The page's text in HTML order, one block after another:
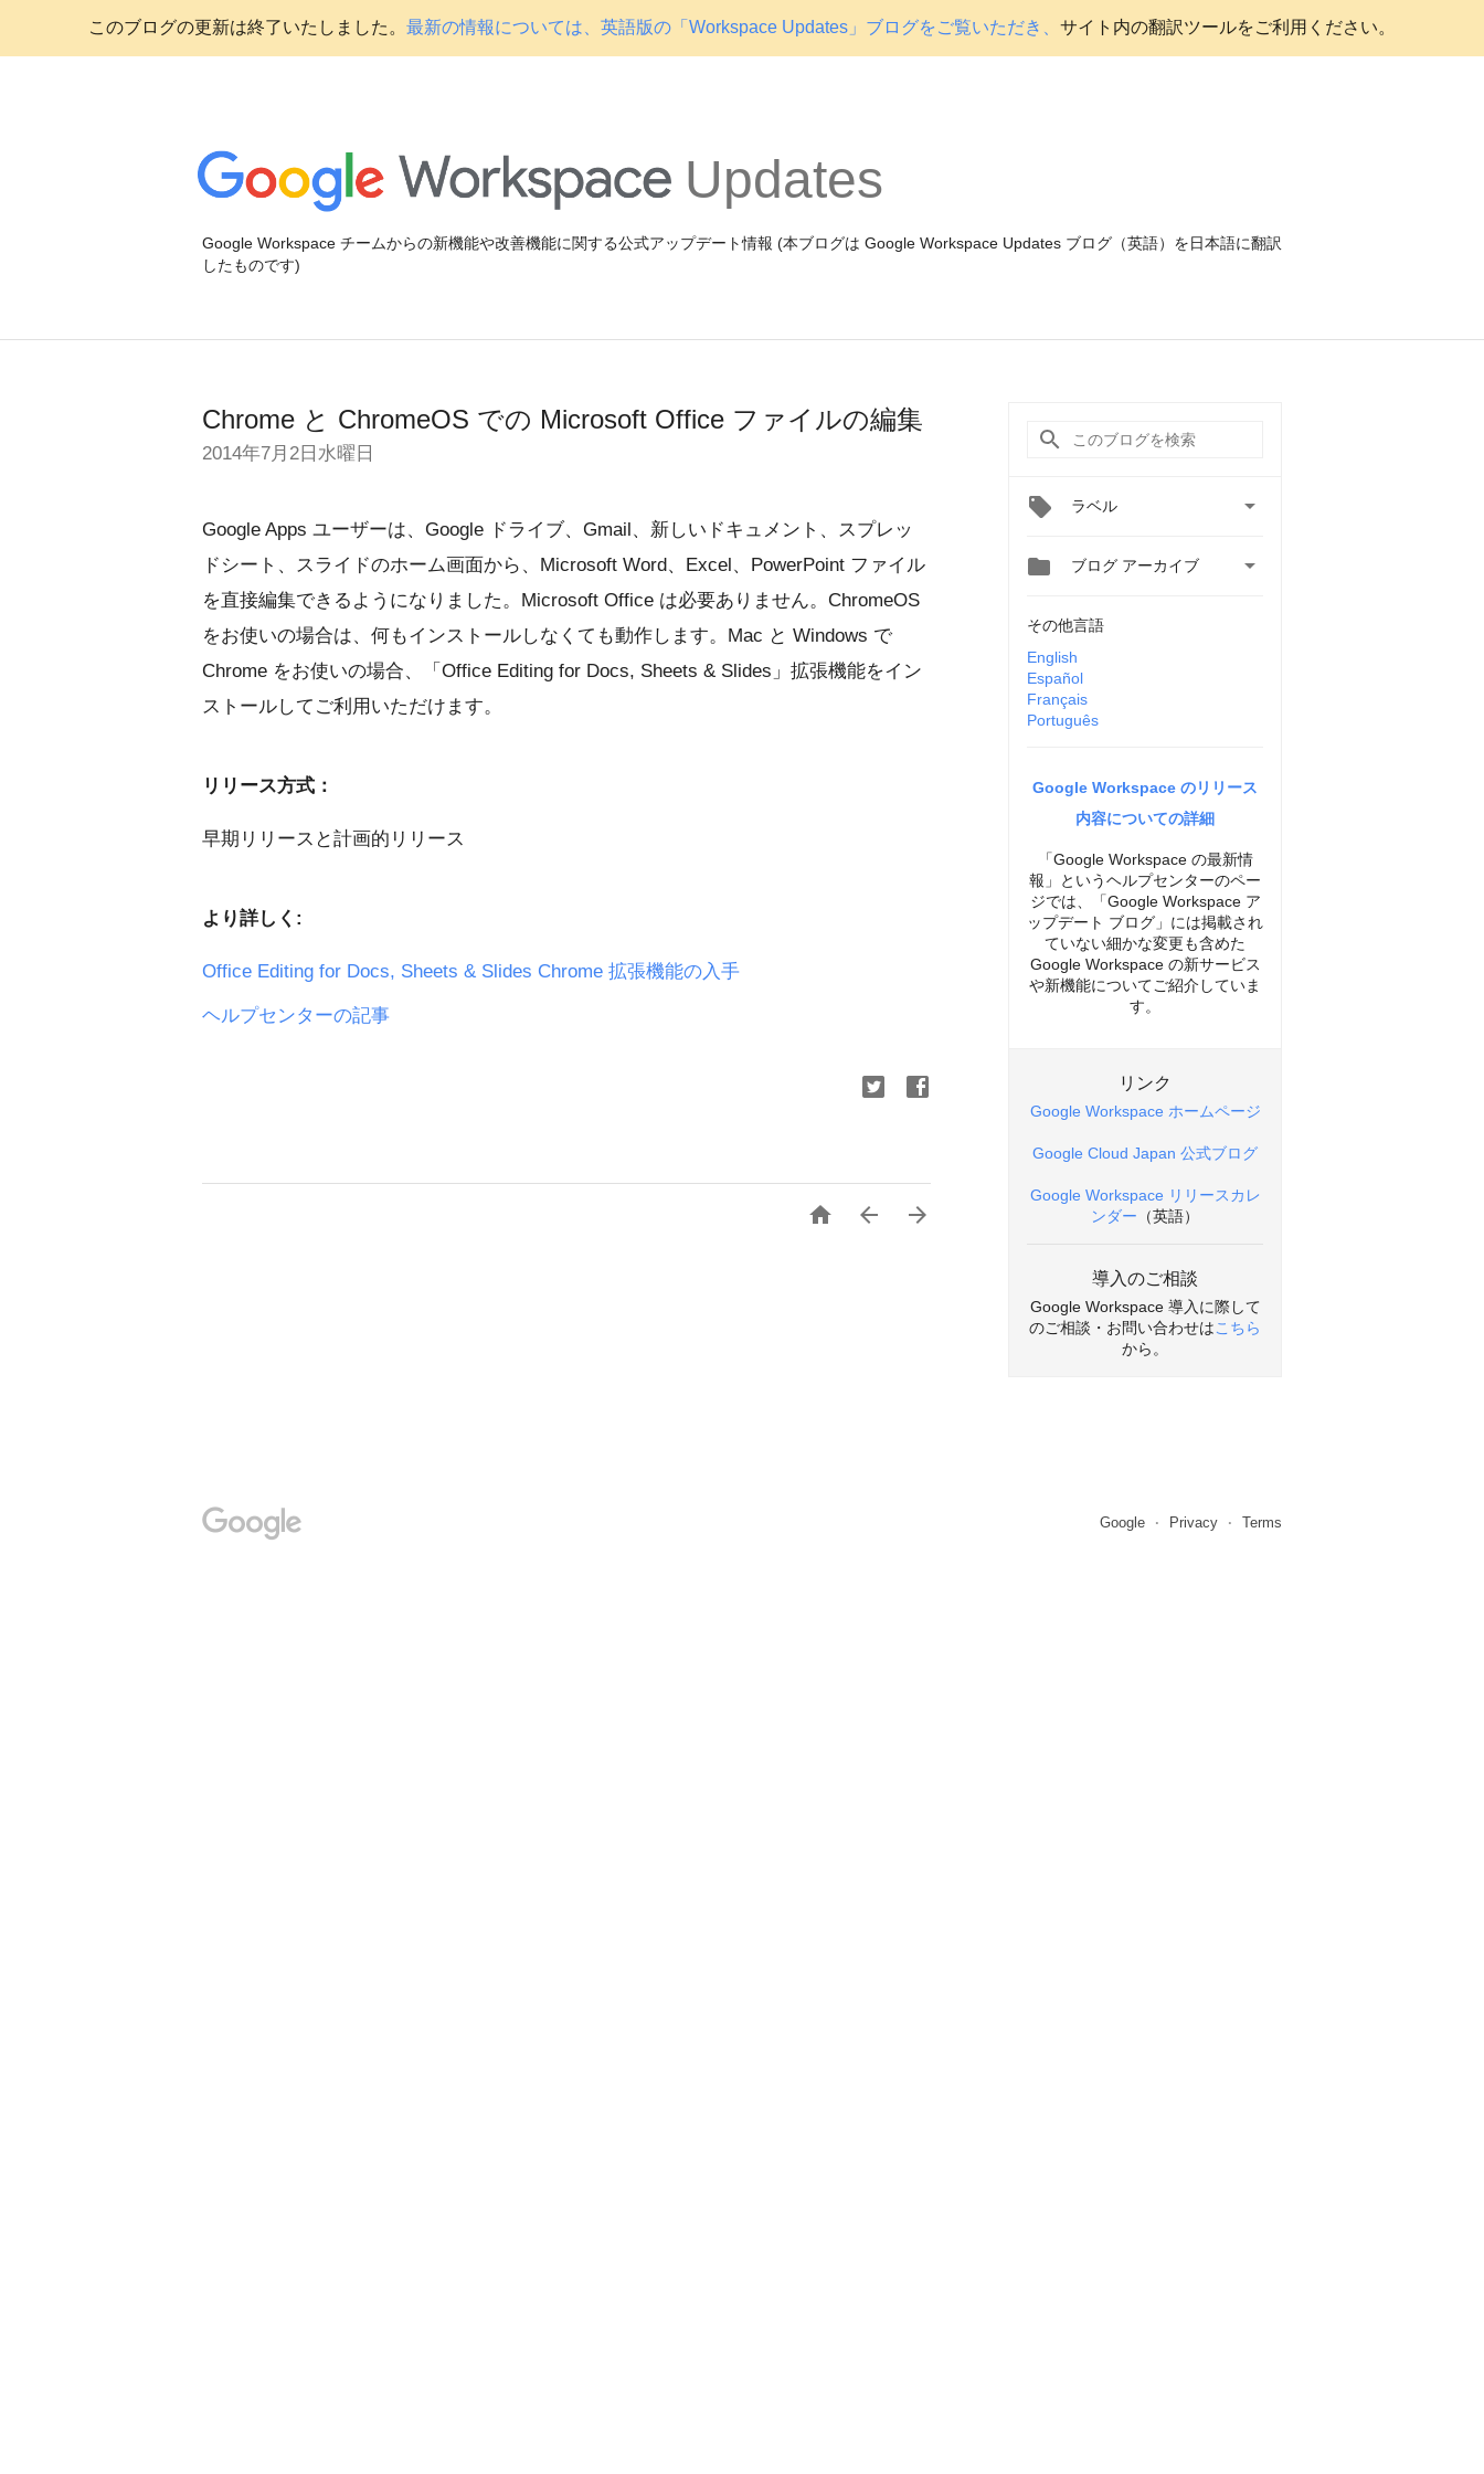
このブログの更新は終了いたしました。 最新の情報については、英語版の「Workspace Updates」ブログをご覧いただき、 サイト内の翻訳ツールをご利用ください。
Updates
Google Workspace チームからの新機能や改善機能に関する公式アップデート情報 (本ブログは Google Workspace Updates ブログ（英語）を日本語に翻訳
したものです)
Chrome と ChromeOS での Microsoft Office ファイルの編集
2014年7月2日水曜日
Google Apps ユーザーは、Google ドライブ、Gmail、新しいドキュメント、スプレッ
ドシート、スライドのホーム画面から、Microsoft Word、Excel、PowerPoint ファイル
を直接編集できるようになりました。Microsoft Office は必要ありません。ChromeOS
をお使いの場合は、何もインストールしなくても動作します。Mac と Windows で
Chrome をお使いの場合、「Office Editing for Docs, Sheets & Slides」拡張機能をイン
ストールしてご利用いただけます。
リリース方式：
早期リリースと計画的リリース
より詳しく:
Office Editing for Docs, Sheets & Slides Chrome 拡張機能の入手
ヘルプセンターの記事
  
ラベル 
 ブログ アーカイブ 
その他言語
English
Español
Français
Português
Google Workspace のリリース
内容についての詳細
「Google Workspace の最新情
報」というヘルプセンターのペー
ジでは、「Google Workspace ア
ップデート ブログ」には掲載され
ていない細かな変更も含めた
Google Workspace の新サービス
や新機能についてご紹介していま
す。
リンク
Google Workspace ホームページ
Google Cloud Japan 公式ブログ
Google Workspace リリースカレ
ンダー （英語）
導入のご相談
Google Workspace 導入に際して
のご相談・お問い合わせはこちら
から。
Google Privacy Terms